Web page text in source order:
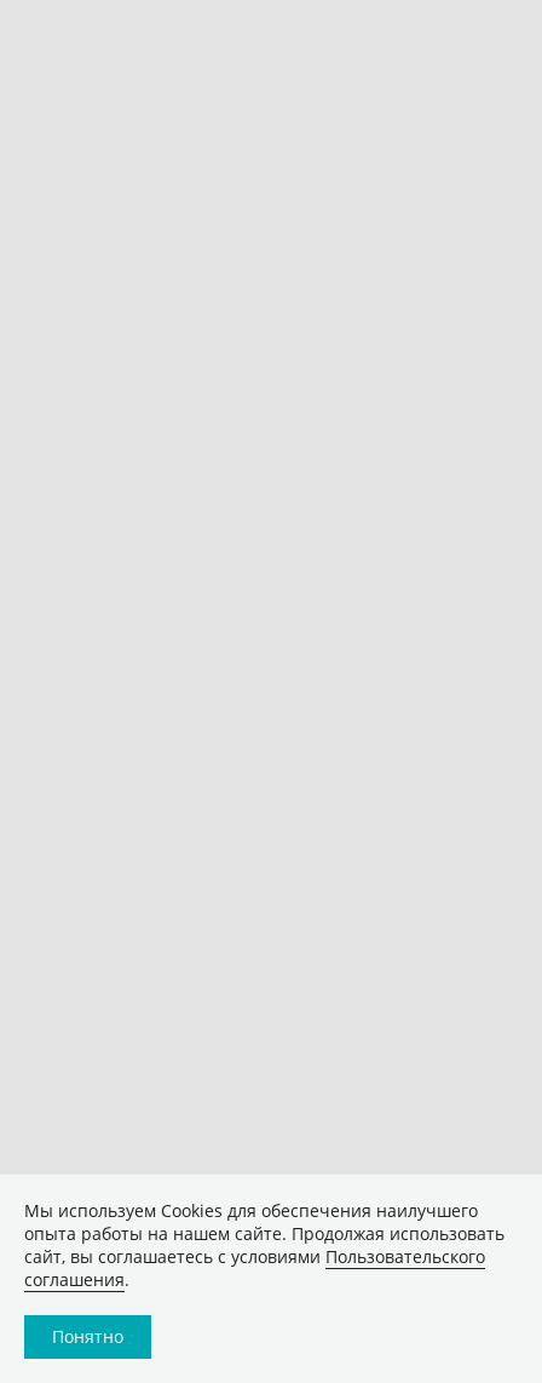
Мы используем Сookies для обеспечения наилучшего
опыта работы на нашем сайте. Продолжая использовать
сайт, вы соглашаетесь с условиями Пользовательского
соглашения.
Понятно